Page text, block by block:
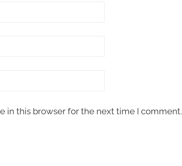
in this browser for the next time I comment.